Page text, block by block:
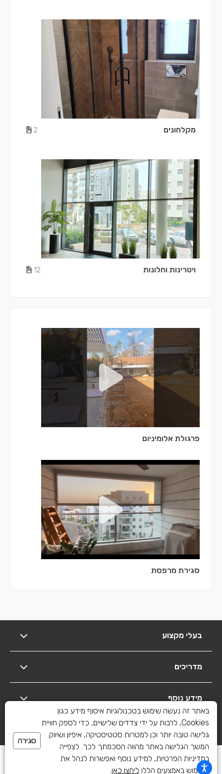
מקלחונים 2
ויטרינות וחלונות 12
פרגולת אלומיניום
סגירת מרפסת
בעלי מקצוע
מדריכים
מידע נוסף
יצירת קשר
כל הזכויות שמורות לשיפוצים פלוס 2010-2026
באתר זה נעשה שימוש בטכנולוגיות איסוף מידע כגון
Cookies, לרבות על ידי צדדים שלישיים, כדי לספק חוויית
גלישה טובה יותר וכן למטרות סטטיסטיקה, איפיון ושיווק.
המשך הגלישה באתר מהווה הסכמתך לכך. לצפייה
במדיניות הפרטיות, למידע נוסף ואפשרות לנהל את
השימוש באמצעים הללו ליחצו כאן.
סגירה